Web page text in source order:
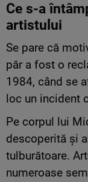
Ce s-a
artistului
Se pare că
păr a fost o
1984, când se
loc un incident
Pe corpul lui
descoperită și
tulburătoare.
numeroase